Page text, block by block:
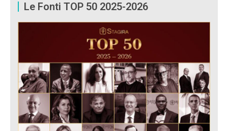
Le Fonti TOP 50 2025-2026